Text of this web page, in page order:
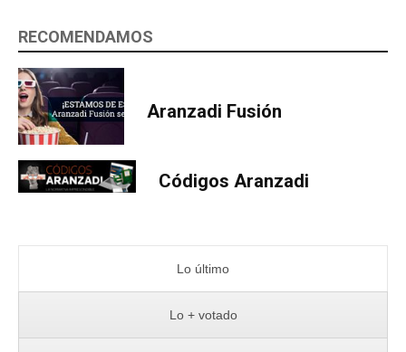
RECOMENDAMOS
Aranzadi Fusión
Códigos Aranzadi
Lo último
Lo + votado